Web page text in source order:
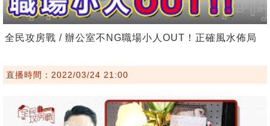
全民攻房戰 / 辦公室不NG職場小人OUT！正確風水佈局
直播時間：2022/03/24 21:00